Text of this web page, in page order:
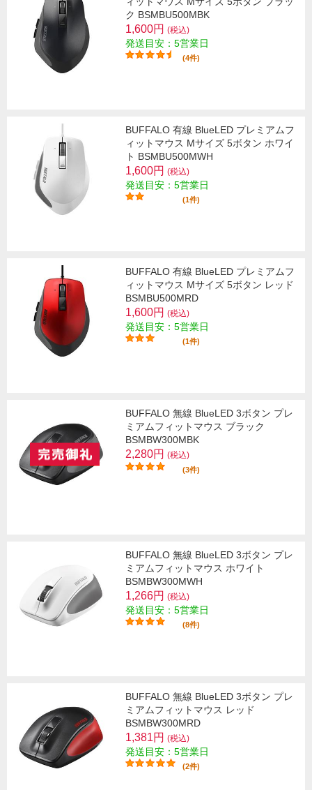
ク BSMBU500MBK
1,600円 (税込)
発送目安：5営業日
(4件)
BUFFALO 有線 BlueLED プレミアムフ
ィットマウス Mサイズ 5ボタン ホワイ
ト BSMBU500MWH
1,600円 (税込)
発送目安：5営業日
(1件)
BUFFALO 有線 BlueLED プレミアムフ
ィットマウス Mサイズ 5ボタン レッド
BSMBU500MRD
1,600円 (税込)
発送目安：5営業日
(1件)
BUFFALO 無線 BlueLED 3ボタン プレ
ミアムフィットマウス ブラック
BSMBW300MBK
2,280円 (税込)
(3件)
BUFFALO 無線 BlueLED 3ボタン プレ
ミアムフィットマウス ホワイト
BSMBW300MWH
1,266円 (税込)
発送目安：5営業日
(8件)
BUFFALO 無線 BlueLED 3ボタン プレ
ミアムフィットマウス レッド
BSMBW300MRD
1,381円 (税込)
発送目安：5営業日
(2件)